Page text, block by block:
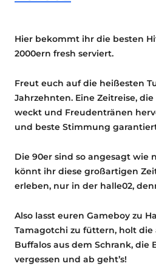
Hier bekommt ihr die besten
2000ern fresh serviert.
Freut euch auf die heißesten
Jahrzehnten. Eine Zeitreise,
weckt und Freudentränen
und beste Stimmung
Die 90er sind so angesagt wie
könnt ihr diese großartigen
erleben, nur in der halle02,
Also lasst euren Gameboy zu
Tamagotchi zu füttern, holt
Buffalos aus dem Schrank, die
vergessen und ab geht’s!